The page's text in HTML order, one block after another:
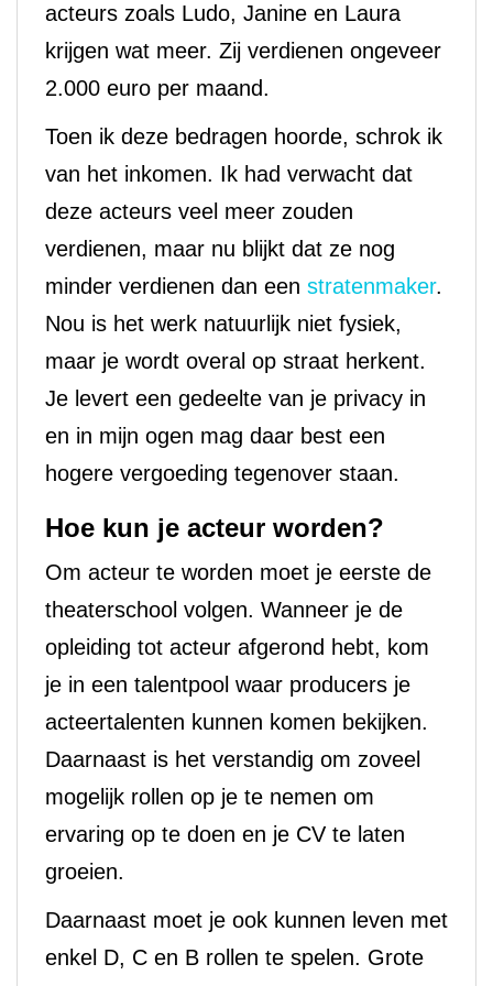
acteurs zoals Ludo, Janine en Laura
krijgen wat meer. Zij verdienen ongeveer
2.000 euro per maand.
Toen ik deze bedragen hoorde, schrok ik
van het inkomen. Ik had verwacht dat
deze acteurs veel meer zouden
verdienen, maar nu blijkt dat ze nog
minder verdienen dan een stratenmaker.
Nou is het werk natuurlijk niet fysiek,
maar je wordt overal op straat herkent.
Je levert een gedeelte van je privacy in
en in mijn ogen mag daar best een
hogere vergoeding tegenover staan.
Hoe kun je acteur worden?
Om acteur te worden moet je eerste de
theaterschool volgen. Wanneer je de
opleiding tot acteur afgerond hebt, kom
je in een talentpool waar producers je
acteertalenten kunnen komen bekijken.
Daarnaast is het verstandig om zoveel
mogelijk rollen op je te nemen om
ervaring op te doen en je CV te laten
groeien.
Daarnaast moet je ook kunnen leven met
enkel D, C en B rollen te spelen. Grote